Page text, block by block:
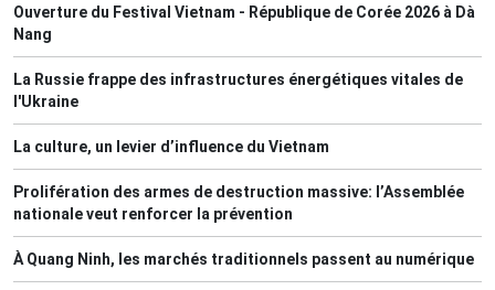
Ouverture du Festival Vietnam - République de Corée 2026 à Dà
Nang
La Russie frappe des infrastructures énergétiques vitales de
l'Ukraine
La culture, un levier d’influence du Vietnam
Prolifération des armes de destruction massive: l’Assemblée
nationale veut renforcer la prévention
À Quang Ninh, les marchés traditionnels passent au numérique